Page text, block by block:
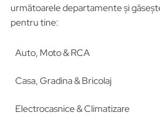
următoarele departamente și
pentru tine:
Auto, Moto & RCA
Casa, Gradina & Bricolaj
Electrocasnice & Climatizare